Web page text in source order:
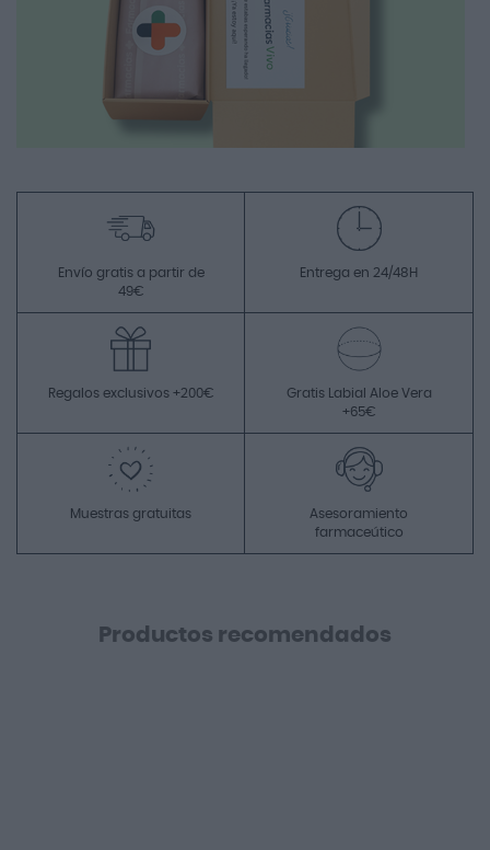
Envío gratis a partir de
49€
Entrega en 24/48H
Regalos exclusivos +200€
Gratis Labial Aloe Vera
+65€
Muestras gratuitas
Asesoramiento
farmaceútico
Productos recomendados